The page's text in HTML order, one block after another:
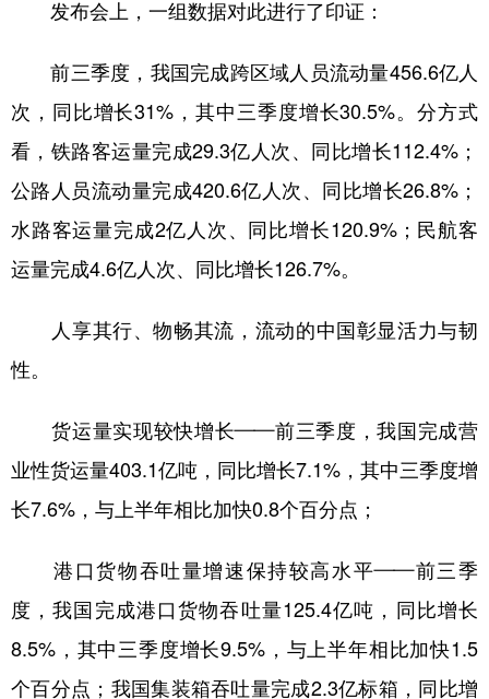
山东 河南 湖北 湖南
广东 广西 海南 重庆
陕西 甘肃 青海
新疆 内蒙古 黑龙江
多语种频道
Русский язык 日本語 한국어
Deutsch Português
发布会上，一组数据对此进行了印证：
前三季度，我国完成跨区域人员流动量456.6亿人
次，同比增长31%，其中三季度增长30.5%。分方式
看，铁路客运量完成29.3亿人次、同比增长112.4%；
公路人员流动量完成420.6亿人次、同比增长26.8%；
水路客运量完成2亿人次、同比增长120.9%；民航客
运量完成4.6亿人次、同比增长126.7%。
人享其行、物畅其流，流动的中国彰显活力与韧
性。
货运量实现较快增长——前三季度，我国完成营
业性货运量403.1亿吨，同比增长7.1%，其中三季度增
长7.6%，与上半年相比加快0.8个百分点；
港口货物吞吐量增速保持较高水平——前三季
度，我国完成港口货物吞吐量125.4亿吨，同比增长
8.5%，其中三季度增长9.5%，与上半年相比加快1.5
个百分点；我国集装箱吞吐量完成2.3亿标箱，同比增